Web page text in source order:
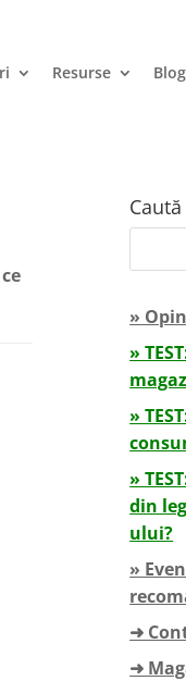
Resurse Blog
»
»
»
»
din
ului?
»
➜
➜